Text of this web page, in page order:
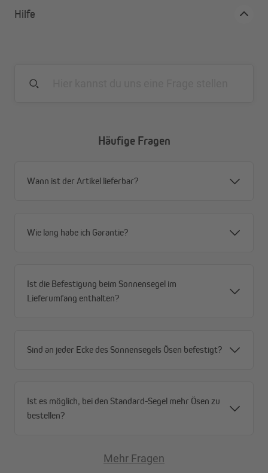
Hilfe
Häufige Fragen
Wann ist der Artikel lieferbar?
Wie lang habe ich Garantie?
Ist die Befestigung beim Sonnensegel im
Lieferumfang enthalten?
Sind an jeder Ecke des Sonnensegels Ösen befestigt?
Ist es möglich, bei den Standard-Segel mehr Ösen zu
bestellen?
Mehr Fragen